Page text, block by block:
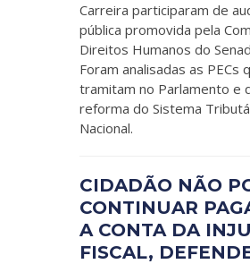
Carreira participaram de
pública promovida pela
Direitos Humanos do
Foram analisadas as PECs
tramitam no Parlamento e
reforma do Sistema
Nacional.
CIDADÃO NÃO
CONTINUAR
A CONTA DA
FISCAL,